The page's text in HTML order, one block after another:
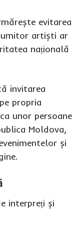
evitarea
artiști ar
națională
invitarea
propria
unor persoane
Moldova,
și
interpreți și